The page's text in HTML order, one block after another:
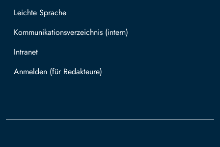
Leichte Sprache
Kommunikationsverzeichnis (intern)
Intranet
Mit TUBAF Login anmelden